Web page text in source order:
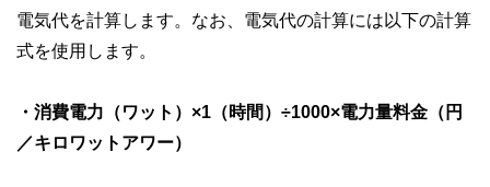
電気代を計算します。なお、電気代の計算には以下の計算
式を使用します。
・消費電力（ワット）×1（時間）÷1000×電力量料金（円
／キロワットアワー）